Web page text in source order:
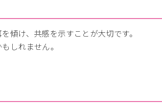
傾け、共感を示すことが大切です。
しれません。